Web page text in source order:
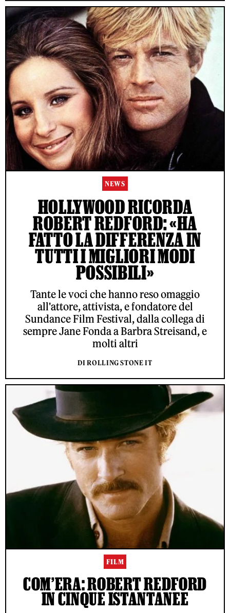
NEWS
HOLLYWOOD RICORDA
ROBERT REDFORD: «HA
FATTO LA DIFFERENZA IN
TUTTI I MIGLIORI MODI
POSSIBILI»
Tante le voci che hanno reso omaggio
all'attore, attivista, e fondatore del
Sundance Film Festival, dalla collega di
sempre Jane Fonda a Barbra Streisand, e
molti altri
DI ROLLING STONE IT
FILM
COM’ERA: ROBERT REDFORD
IN CINQUE ISTANTANEE